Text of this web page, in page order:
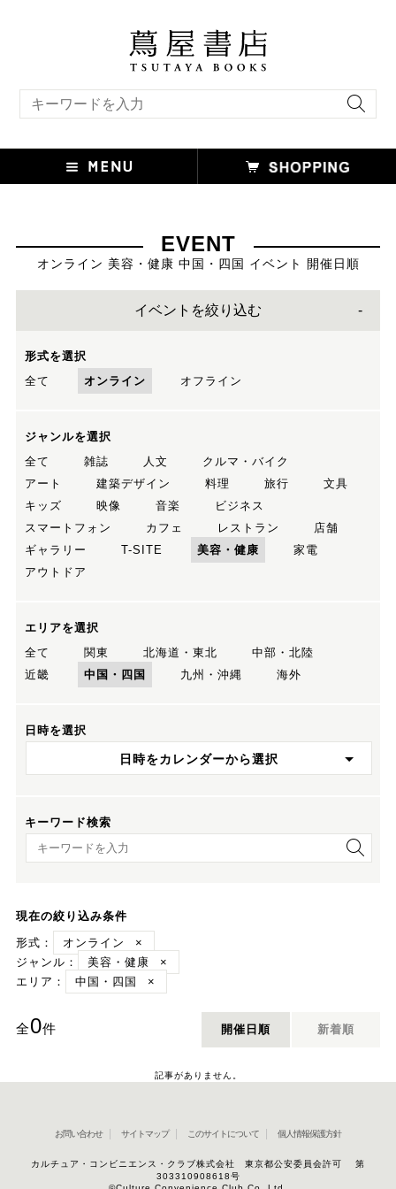
EVENT
オンライン 美容・健康 中国・四国 イベント 開催日順
イベントを絞り込む
形式を選択
全て
オンライン オフライン
ジャンルを選択
全て
雑誌 人文
クルマ・バイク
アート
建築デザイン 料理 旅行
文具
キッズ
映像 音楽
ビジネス
スマートフォン
カフェ レストラン
店舗
ギャラリー
T-SITE 美容・健康
家電
アウトドア
エリアを選択
全て
関東 北海道・東北
中部・北陸
近畿
中国・四国 九州・沖縄 海外
日時を選択
日時をカレンダーから選択
キーワード検索
キーワード検索
現在の絞り込み条件
形式：
オンライン
×
ジャンル：
美容・健康
×
エリア：
中国・四国 ×
全0件 開催日順 新着順
記事がありません。
お問い合わせ サイトマップ このサイトについて 個人情報保護方針
カルチュア・コンビニエンス・クラブ株式会社 東京都公安委員会許可 第
303310908618号